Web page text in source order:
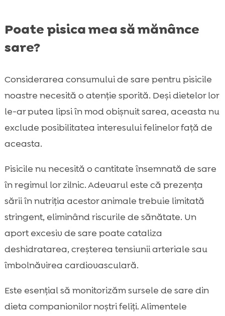
Poate pisica mea să mănânce
sare?
Considerarea consumului de sare pentru pisicile
noastre necesită o atenție sporită. Deși dietelor lor
le-ar putea lipsi în mod obișnuit sarea, aceasta nu
exclude posibilitatea interesului felinelor față de
aceasta.
Pisicile nu necesită o cantitate însemnată de sare
în regimul lor zilnic. Adevarul este că prezența
sării în nutriția acestor animale trebuie limitată
stringent, eliminând riscurile de sănătate. Un
aport excesiv de sare poate cataliza
deshidratarea, creșterea tensiunii arteriale sau
îmbolnăvirea cardiovasculară.
Este esențial să monitorizăm sursele de sare din
dieta companionilor noștri feliți. Alimentele